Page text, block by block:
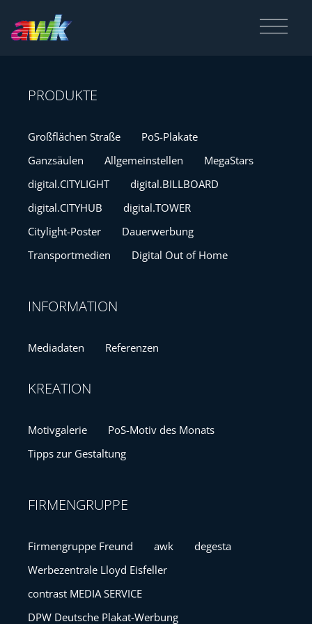
Beratung
Firmengruppe
Referenzen
Nachhaltigkeit
PRODUKTE
Großflächen Straße
PoS-Plakate
Ganzsäulen
Allgemeinstellen
MegaStars
digital.CITYLIGHT
digital.BILLBOARD
digital.CITYHUB
digital.TOWER
Citylight-Poster
Dauerwerbung
Transportmedien
Digital Out of Home
INFORMATION
Mediadaten Referenzen
KREATION
Motivgalerie
PoS-Motiv des Monats
Tipps zur Gestaltung
FIRMENGRUPPE
Firmengruppe Freund awk
degesta
Werbezentrale Lloyd Eisfeller
contrast MEDIA SERVICE
DPW Deutsche Plakat-Werbung